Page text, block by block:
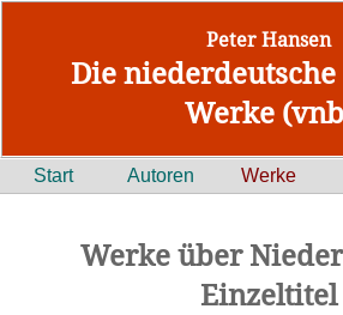
Peter Hansen
Die
Werke
Start Autoren Werke
Werke über
Einzeltitel